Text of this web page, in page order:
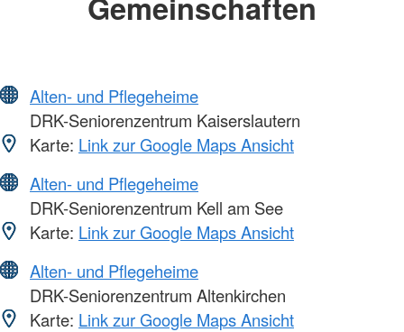
Alten- und Pflegeheime
DRK-Seniorenzentrum Kaiserslautern
Karte: Link zur Google Maps Ansicht
Alten- und Pflegeheime
DRK-Seniorenzentrum Kell am See
Karte: Link zur Google Maps Ansicht
Alten- und Pflegeheime
DRK-Seniorenzentrum Altenkirchen
Karte: Link zur Google Maps Ansicht